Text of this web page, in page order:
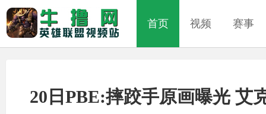
首页 视频 赛事
20日PBE:摔跤手原画曝光 艾